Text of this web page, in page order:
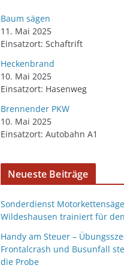
Baum sägen
11. Mai 2025
Einsatzort: Schaftrift
Heckenbrand
10. Mai 2025
Einsatzort: Hasenweg
Brennender PKW
10. Mai 2025
Einsatzort: Autobahn A1
Neueste Beiträge
Sonderdienst
Wildeshausen trainiert für
Handy am Steuer –
Frontalcrash und Busunfall
die Probe